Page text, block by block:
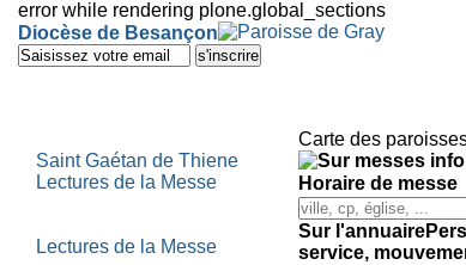
error while rendering plone.global_sections
Outils
personnels
Diocèse de Besançon
Aller
au
Saint Gaétan de Thiene
Lectures de la Messe
Lectures de la Messe
Carte des
Horaire de messe
Sur l'annuaire
service,